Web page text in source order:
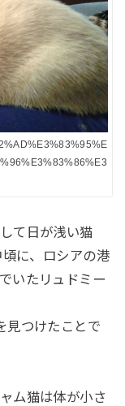
て日が浅い猫
に、ロシアの港
いたリュドミー
見つけたことで
ム猫は体が小さ